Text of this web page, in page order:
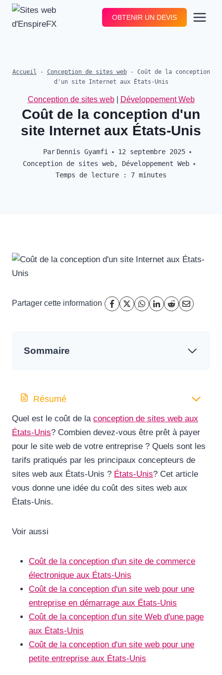
Aller
OBTENIR UN DEVIS
Accueil - Conception de sites web- Coût de la conception
d'un site Internet aux États-Unis
Conception de sites web| Développement Web
Coût de la conception d'un
site Internet aux États-Unis
Par Dennis Gyamfi
12 septembre 2025
Conception de sites web, Développement Web
Temps de lecture :
7 minutes
Partager cette information
Sommaire
Résumé
Quel est le coût de la conception de sites web aux
États-Unis? Combien devez-vous être prêt à payer
pour le site web de votre entreprise ? Quels sont les
tarifs pratiqués par les principaux concepteurs de
sites web aux États-Unis ? États-Unis? Cet article
vous donne une idée du coût des sites web aux
États-Unis.
Voir aussi
Coût de la conception d'un site de commerce
électronique aux États-Unis
Coût de la conception d'un site web pour une
entreprise en démarrage aux États-Unis
Coût de la conception d'un site Web d'une page
aux États-Unis
Coût de la conception d'un site web pour une
petite entreprise aux États-Unis